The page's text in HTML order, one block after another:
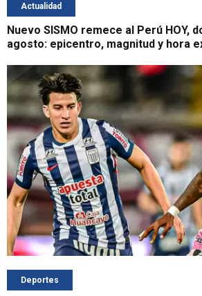
Actualidad
Nuevo SISMO remece al Perú HOY,
agosto: epicentro, magnitud y hora
Deportes